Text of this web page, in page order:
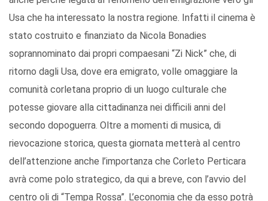
Usa che ha interessato la nostra regione. Infatti il cinema è
stato costruito e finanziato da Nicola Bonadies
soprannominato dai propri compaesani “Zi Nick” che, di
ritorno dagli Usa, dove era emigrato, volle omaggiare la
comunità corletana proprio di un luogo culturale che
potesse giovare alla cittadinanza nei difficili anni del
secondo dopoguerra. Oltre a momenti di musica, di
rievocazione storica, questa giornata metterà al centro
dell’attenzione anche l’importanza che Corleto Perticara
avrà come polo strategico, da qui a breve, con l’avvio del
centro oli di “Tempa Rossa”. L’economia che da esso potrà